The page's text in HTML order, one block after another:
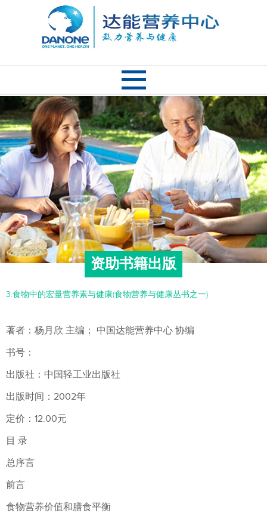
资助书籍出版
3.食物中的宏量营养素与健康(食物营养与健康丛书之一)
著者：杨月欣 主编； 中国达能营养中心 协编
书号：
出版社：中国轻工业出版社
出版时间：2002年
定价：12.00元
目 录
总序言
前言
食物营养价值和膳食平衡